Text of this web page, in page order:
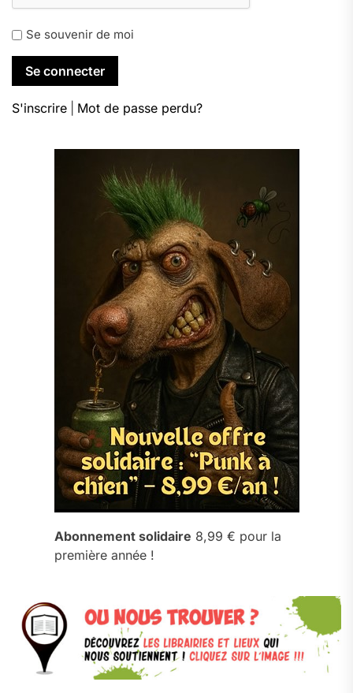
Se souvenir de moi
S'inscrire Mot de passe perdu?
Abonnement solidaire 8,99 € pour la
première année !